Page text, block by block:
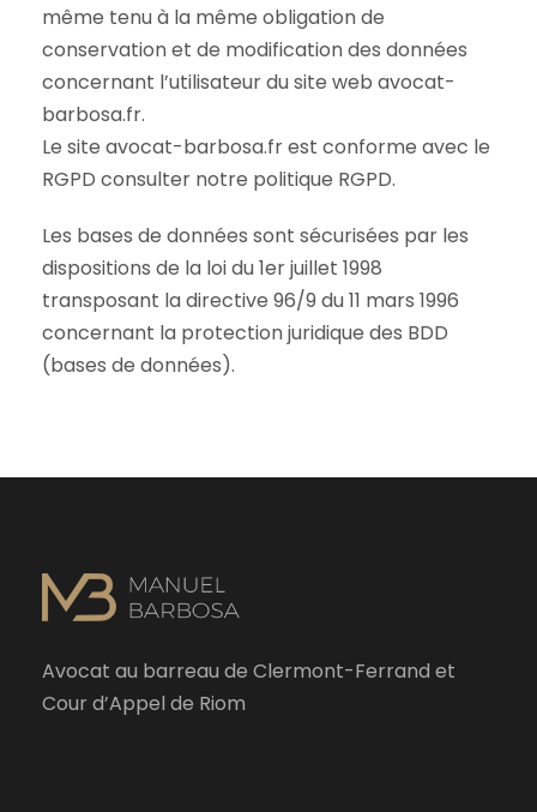
même tenu à la même obligation de
conservation et de modification des données
concernant l’utilisateur du site web avocat-
barbosa.fr.
Le site avocat-barbosa.fr est conforme avec le
RGPD consulter notre politique RGPD.
Les bases de données sont sécurisées par les
dispositions de la loi du 1er juillet 1998
transposant la directive 96/9 du 11 mars 1996
concernant la protection juridique des BDD
(bases de données).
Avocat au barreau de Clermont-Ferrand et
Cour d’Appel de Riom